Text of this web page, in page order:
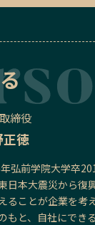
締役
正徳
弘前学院大学卒
日本大震災から復
ることが企業を考
もと、自社にでき